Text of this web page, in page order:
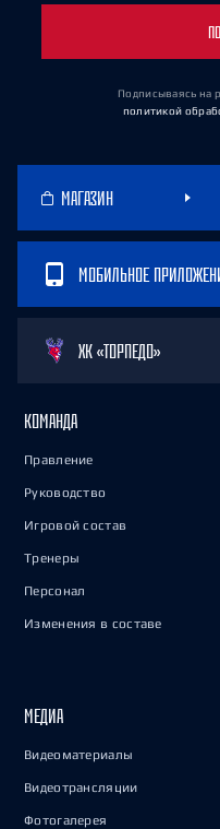
Подписываясь на
политикой
МАГАЗИН
МОБИЛЬНОЕ
ХК «ТОРПЕДО»
КОМАНДА
Правление
Руководство
Игровой состав
Тренеры
Персонал
Изменения в составе
МЕДИА
Видеоматериалы
Видеотрансляции
Фотогалерея